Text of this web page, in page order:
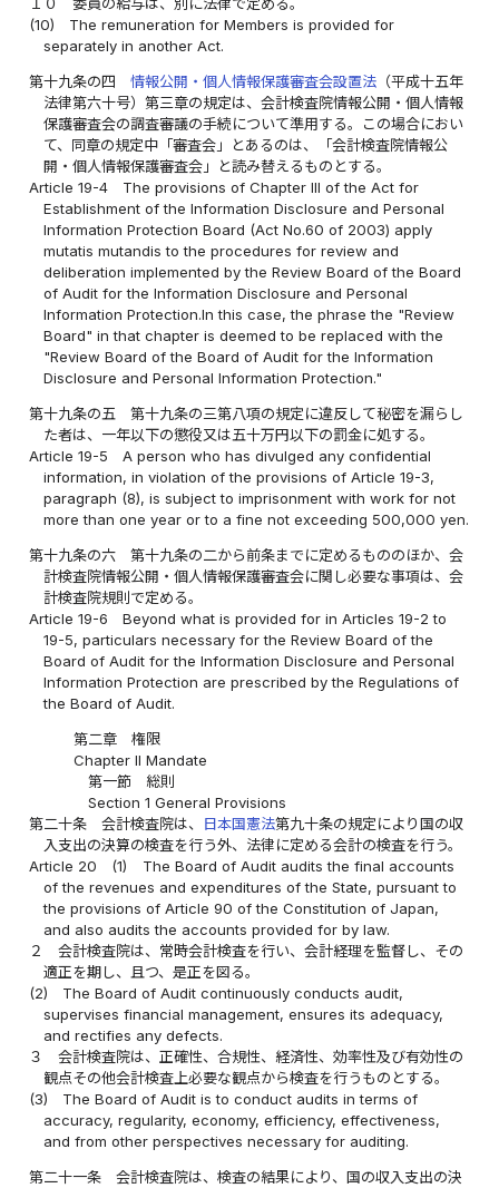
(10)
The remuneration for Members is provided for
separately in another Act.
第十九条の四 情報公開・個人情報保護審査会設置法 （平成十五年
法律第六十号）第三章の規定は、会計検査院情報公開・個人情報
保護審査会の調査審議の手続について準用する。この場合におい
て、同章の規定中「審査会」とあるのは、「会計検査院情報公
開・個人情報保護審査会」と読み替えるものとする。
Article 19-4
The provisions of Chapter III of the Act for
Establishment of the Information Disclosure and Personal
Information Protection Board (Act No.60 of 2003) apply
mutatis mutandis to the procedures for review and
deliberation implemented by the Review Board of the Board
of Audit for the Information Disclosure and Personal
Information Protection.In this case, the phrase the "Review
Board" in that chapter is deemed to be replaced with the
"Review Board of the Board of Audit for the Information
Disclosure and Personal Information Protection."
第十九条の五
第十九条の三第八項の規定に違反して秘密を漏らし
た者は、一年以下の懲役又は五十万円以下の罰金に処する。
Article 19-5
A person who has divulged any confidential
information, in violation of the provisions of Article 19-3,
paragraph (8), is subject to imprisonment with work for not
more than one year or to a fine not exceeding 500,000 yen.
第十九条の六
第十九条の二から前条までに定めるもののほか、会
計検査院情報公開・個人情報保護審査会に関し必要な事項は、会
計検査院規則で定める。
Article 19-6
Beyond what is provided for in Articles 19-2 to
19-5, particulars necessary for the Review Board of the
Board of Audit for the Information Disclosure and Personal
Information Protection are prescribed by the Regulations of
the Board of Audit.
第二章 権限
Chapter II Mandate
第一節 総則
Section 1 General Provisions
第二十条
会計検査院は、 日本国憲法第九十条の規定により国の収
入支出の決算の検査を行う外、法律に定める会計の検査を行う。
Article 20
(1)
The Board of Audit audits the final accounts
of the revenues and expenditures of the State, pursuant to
the provisions of Article 90 of the Constitution of Japan,
and also audits the accounts provided for by law.
２
会計検査院は、常時会計検査を行い、会計経理を監督し、その
適正を期し、且つ、是正を図る。
(2)
The Board of Audit continuously conducts audit,
supervises financial management, ensures its adequacy,
and rectifies any defects.
３
会計検査院は、正確性、合規性、経済性、効率性及び有効性の
観点その他会計検査上必要な観点から検査を行うものとする。
(3)
The Board of Audit is to conduct audits in terms of
accuracy, regularity, economy, efficiency, effectiveness,
and from other perspectives necessary for auditing.
第二十一条
会計検査院は、検査の結果により、国の収入支出の決